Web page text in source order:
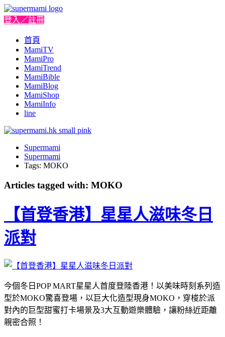
登入／註冊
首頁
MamiTV
MamiPro
MamiTrend
MamiBible
MamiBlog
MamiShop
MamiInfo
line
Supermami
Supermami
Tags: MOKO
Articles tagged with: MOKO
【首登香港】星星人滋味冬日
派對
今個冬日POP MART星星人首度登陸香港！以美味時刻系列造
型於MOKO驚喜登場，以巨大化造型現身MOKO，穿梭於派
對內的巨型甜蜜打卡場景及3大互動遊樂體驗，讓粉絲近距離
親密合照！